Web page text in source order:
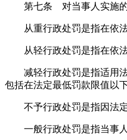
第七条 对当事人实施的
从重行政处罚是指在依
从轻行政处罚是指在依
减轻行政处罚是指适用
包括在法定最低罚款限值以
不予行政处罚是指因法
一般行政处罚是指当事